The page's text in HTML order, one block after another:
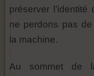
préserver
ne perdons pas de
la machine.
Au sommet de